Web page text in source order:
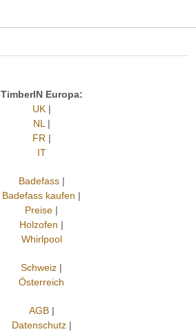
TimberIN Europa:
UK|
NL |
FR |
IT
Badefass|
Badefass kaufen |
Preise |
Holzofen |
Whirlpool
Schweiz |
Österreich
AGB|
Datenschutz|